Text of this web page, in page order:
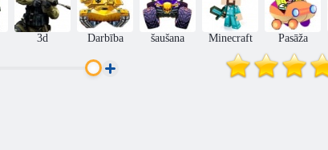
Pikseļu karu
apokalipses
zombijs
PGA toons
3d Darbība šaušana Minecraft Pasāža